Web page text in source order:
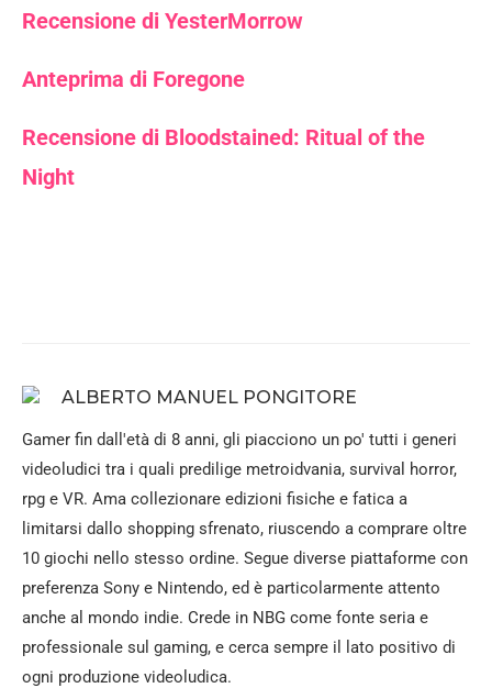
Recensione di YesterMorrow
Anteprima di Foregone
Recensione di Bloodstained: Ritual of the
Night
ALBERTO MANUEL PONGITORE
Gamer fin dall'età di 8 anni, gli piacciono un po' tutti i generi
videoludici tra i quali predilige metroidvania, survival horror,
rpg e VR. Ama collezionare edizioni fisiche e fatica a
limitarsi dallo shopping sfrenato, riuscendo a comprare oltre
10 giochi nello stesso ordine. Segue diverse piattaforme con
preferenza Sony e Nintendo, ed è particolarmente attento
anche al mondo indie. Crede in NBG come fonte seria e
professionale sul gaming, e cerca sempre il lato positivo di
ogni produzione videoludica.